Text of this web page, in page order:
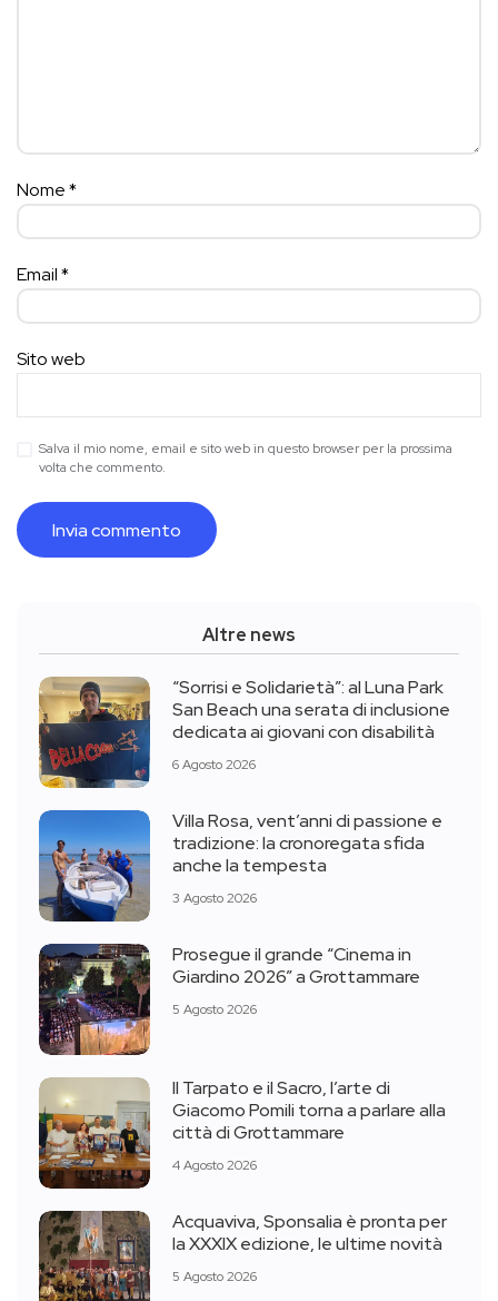
Nome*
Email*
Sito web
Salva il mio nome, email e sito web in questo browser per la prossima
volta che commento.
Altre news
“Sorrisi e Solidarietà”: al Luna Park
San Beach una serata di inclusione
dedicata ai giovani con disabilità
6 Agosto 2026
Villa Rosa, vent’anni di passione e
tradizione: la cronoregata sfida
anche la tempesta
3 Agosto 2026
Prosegue il grande “Cinema in
Giardino 2026” a Grottammare
5 Agosto 2026
Il Tarpato e il Sacro, l’arte di
Giacomo Pomili torna a parlare alla
città di Grottammare
4 Agosto 2026
Acquaviva, Sponsalia è pronta per
la XXXIX edizione, le ultime novità
5 Agosto 2026